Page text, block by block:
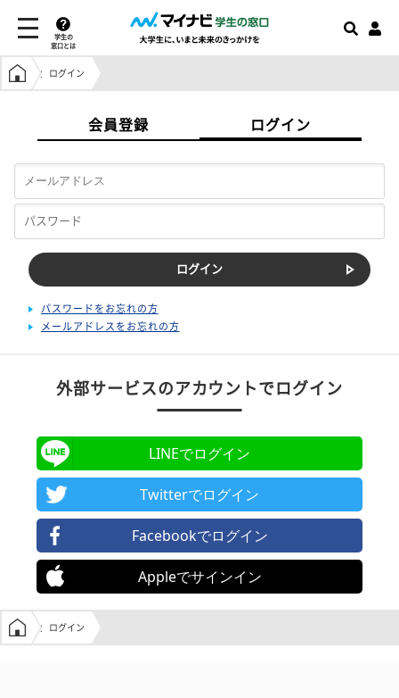
学生の
窓口とは
学生の窓口トップ
ログイン
会員登録 ログイン
パスワードをお忘れの方
メールアドレスをお忘れの方
外部サービスのアカウントでログイン
LINEでログイン
Twitterでログイン
Facebookでログイン
Appleでサインイン
学生の窓口トップ
ログイン